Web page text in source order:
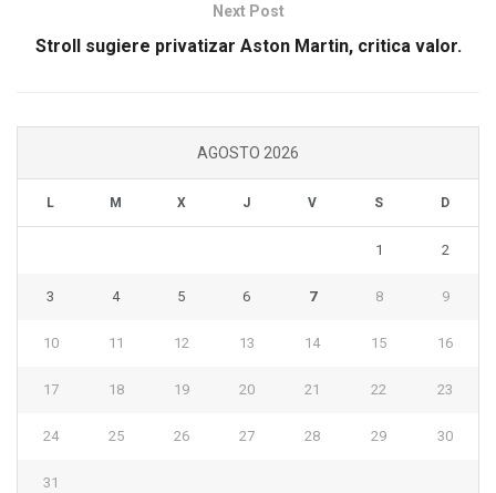
Next Post
Stroll sugiere privatizar Aston Martin, critica valor.
AGOSTO 2026
L M X J V S D
1 2
3 4 5 6 7 8 9
10 11 12 13 14 15 16
17 18 19 20 21 22 23
24 25 26 27 28 29 30
31